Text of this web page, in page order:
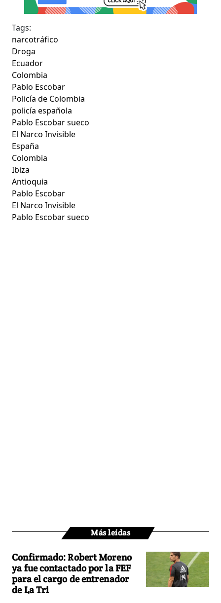
Tags:
narcotráfico
Droga
Ecuador
Colombia
Pablo Escobar
Policía de Colombia
policía española
Pablo Escobar sueco
El Narco Invisible
España
Colombia
Ibiza
Antioquia
Pablo Escobar
El Narco Invisible
Pablo Escobar sueco
Más leídas
Confirmado: Robert Moreno
ya fue contactado por la FEF
para el cargo de entrenador
de La Tri